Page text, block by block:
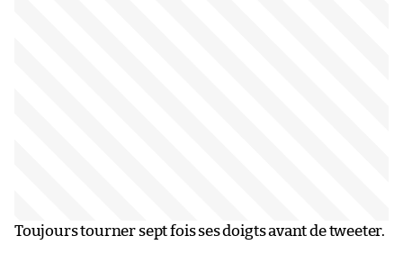
Toujours tourner sept fois ses doigts avant de tweeter.